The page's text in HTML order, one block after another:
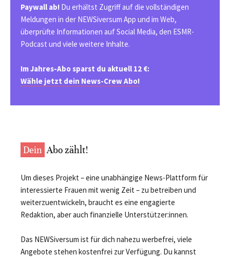
Paywall ab! Du erhältst Zugriff auf die vollständigen
Meldungen in der NEWSiversum App und im Web,
überprüfte Informationen auf Social Media, den ESMR-
Podcast und viele weitere Inhalte.
Im Jahres-Abo sparst du aktuell 12 €:
Wähle jetzt dein News-Crew Abo!
Dein Abo zählt!
Um dieses Projekt – eine unabhängige News-Plattform für
interessierte Frauen mit wenig Zeit – zu betreiben und
weiterzuentwickeln, braucht es eine engagierte
Redaktion, aber auch finanzielle Unterstützer:innen.
Das NEWSiversum ist für dich nahezu werbefrei, viele
Angebote stehen kostenfrei zur Verfügung. Du kannst